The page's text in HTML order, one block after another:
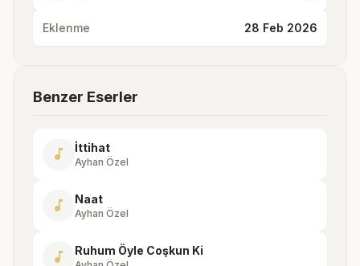
Eklenme 28 Feb 2026
Benzer Eserler
music_note İttihat
Ayhan Özel
music_note Naat
Ayhan Özel
music_note Ruhum Öyle Coşkun Ki